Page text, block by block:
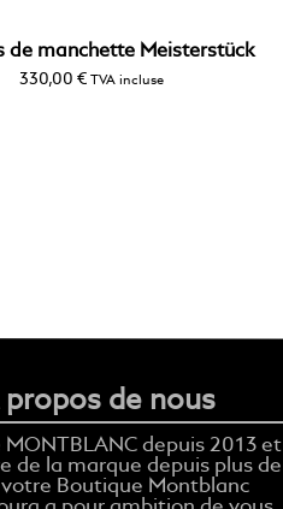
de manchette Meisterstück
330,00 € TVA incluse
propos de nous
MONTBLANC depuis 2013 et
de la marque depuis plus de
votre Boutique Montblanc